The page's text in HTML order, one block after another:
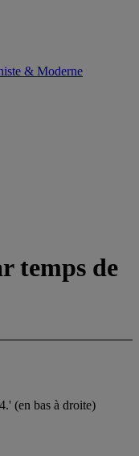
& Moderne
temps de
(en bas à droite)